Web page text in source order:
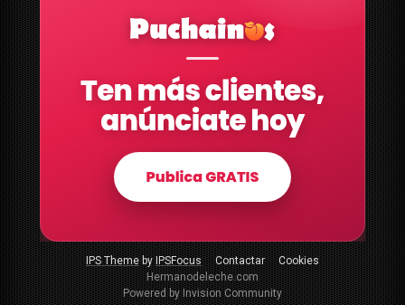
IPS ThemebyIPSFocus Contactar
Cookies
Hermanodeleche.com
Powered by Invision Community